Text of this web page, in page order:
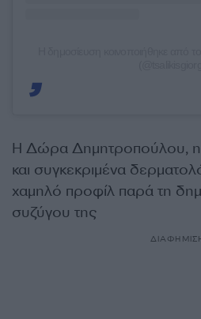
Η Δώρα Δημητροπούλου, η
και συγκεκριμένα
χαμηλό προφίλ παρά τη
συζύγου της